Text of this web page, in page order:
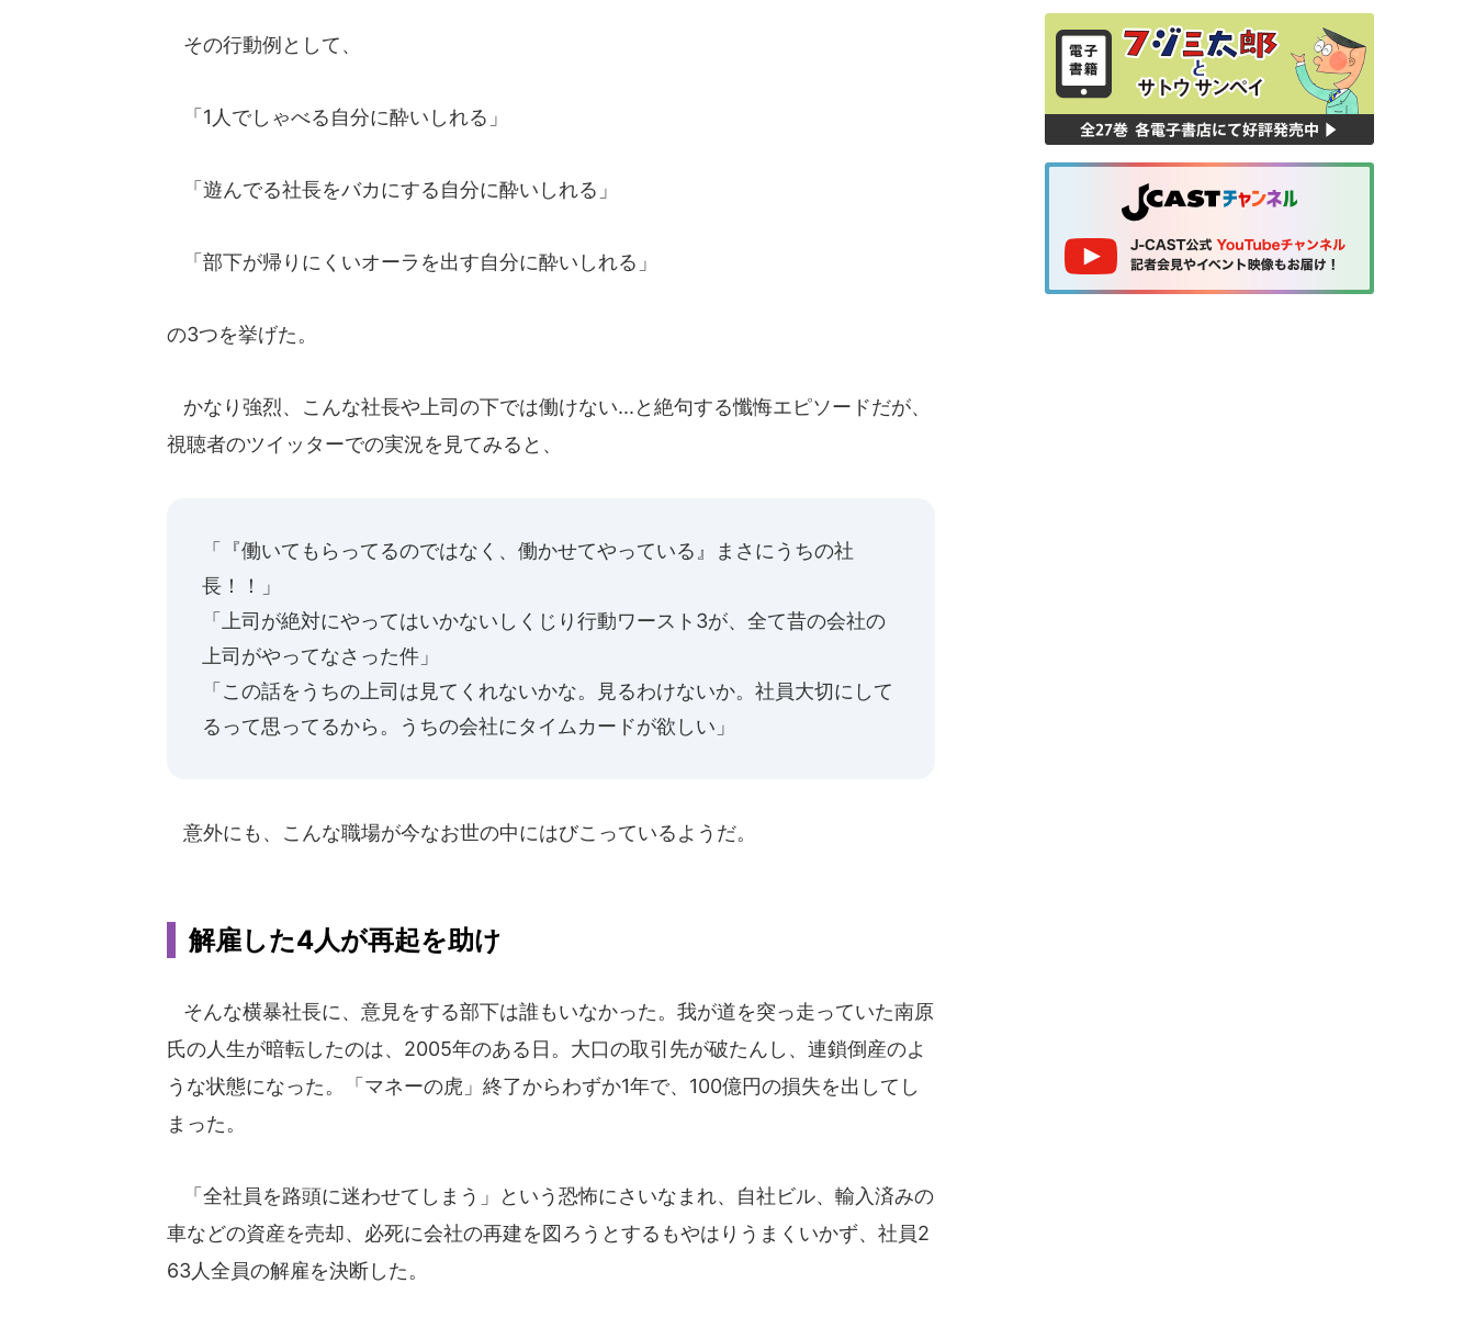
その行動例として、
「1人でしゃべる自分に酔いしれる」
「遊んでる社長をバカにする自分に酔いしれる」
「部下が帰りにくいオーラを出す自分に酔いしれる」
の3つを挙げた。
かなり強烈、こんな社長や上司の下では働けない...と絶句する懺悔エピソードだが、
視聴者のツイッターでの実況を見てみると、
「『働いてもらってるのではなく、働かせてやっている』まさにうちの社
長！！」
「上司が絶対にやってはいかないしくじり行動ワースト3が、全て昔の会社の
上司がやってなさった件」
「この話をうちの上司は見てくれないかな。見るわけないか。社員大切にして
るって思ってるから。うちの会社にタイムカードが欲しい」
意外にも、こんな職場が今なお世の中にはびこっているようだ。
解雇した4人が再起を助け
そんな横暴社長に、意見をする部下は誰もいなかった。我が道を突っ走っていた南原
氏の人生が暗転したのは、2005年のある日。大口の取引先が破たんし、連鎖倒産のよ
うな状態になった。「マネーの虎」終了からわずか1年で、100億円の損失を出してし
まった。
「全社員を路頭に迷わせてしまう」という恐怖にさいなまれ、自社ビル、輸入済みの
車などの資産を売却、必死に会社の再建を図ろうとするもやはりうまくいかず、社員2
63人全員の解雇を決断した。